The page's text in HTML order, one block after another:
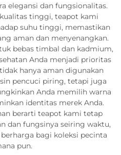
elegansi dan fungsionalitas.
tinggi, teapot kami
suhu tinggi, memastikan
aman dan menyenangkan.
bebas timbal dan kadmium,
Anda menjadi prioritas
hanya aman digunakan
pencuci piring, tetapi juga
Anda memilih warna
identitas merek Anda.
berarti teapot kami tetap
dan fungsinya seiring waktu,
bagi koleksi pecinta
pun.